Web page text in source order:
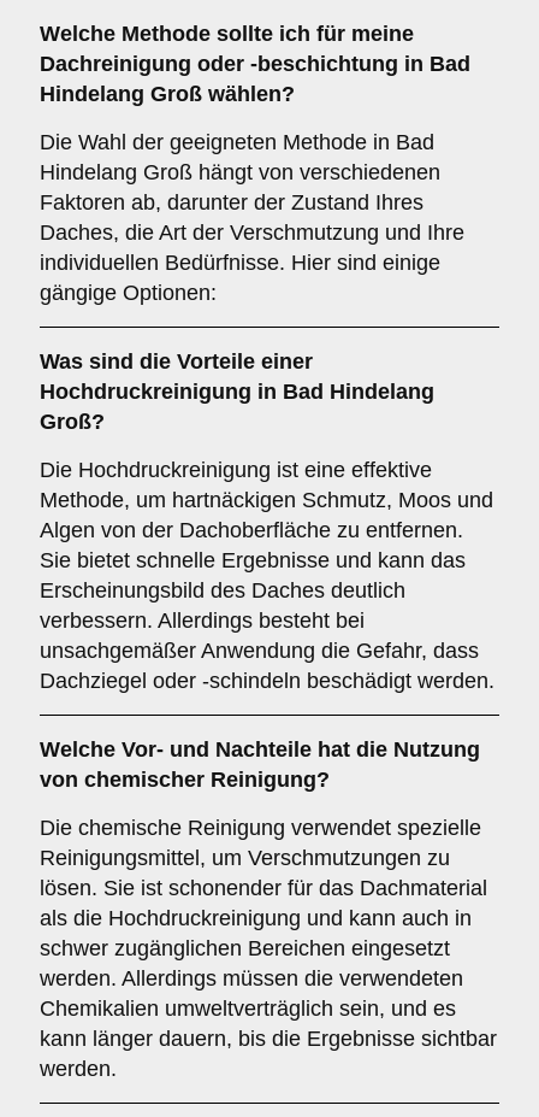
Welche Methode sollte ich für meine
Dachreinigung oder -beschichtung in Bad
Hindelang Groß wählen?
Die Wahl der geeigneten Methode in Bad
Hindelang Groß hängt von verschiedenen
Faktoren ab, darunter der Zustand Ihres
Daches, die Art der Verschmutzung und Ihre
individuellen Bedürfnisse. Hier sind einige
gängige Optionen:
Was sind die Vorteile einer
Hochdruckreinigung in Bad Hindelang
Groß?
Die Hochdruckreinigung ist eine effektive
Methode, um hartnäckigen Schmutz, Moos und
Algen von der Dachoberfläche zu entfernen.
Sie bietet schnelle Ergebnisse und kann das
Erscheinungsbild des Daches deutlich
verbessern. Allerdings besteht bei
unsachgemäßer Anwendung die Gefahr, dass
Dachziegel oder -schindeln beschädigt werden.
Welche Vor- und Nachteile hat die Nutzung
von chemischer Reinigung?
Die chemische Reinigung verwendet spezielle
Reinigungsmittel, um Verschmutzungen zu
lösen. Sie ist schonender für das Dachmaterial
als die Hochdruckreinigung und kann auch in
schwer zugänglichen Bereichen eingesetzt
werden. Allerdings müssen die verwendeten
Chemikalien umweltverträglich sein, und es
kann länger dauern, bis die Ergebnisse sichtbar
werden.